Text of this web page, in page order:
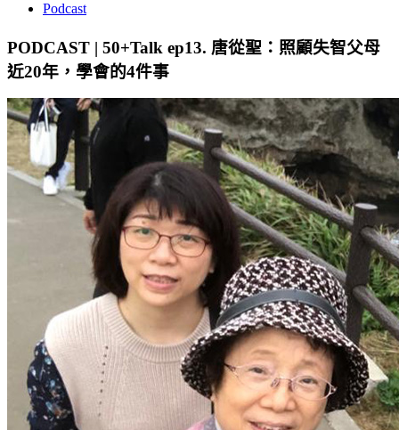
Podcast
PODCAST | 50+Talk ep13. 唐從聖：照顧失智父母
近20年，學會的4件事